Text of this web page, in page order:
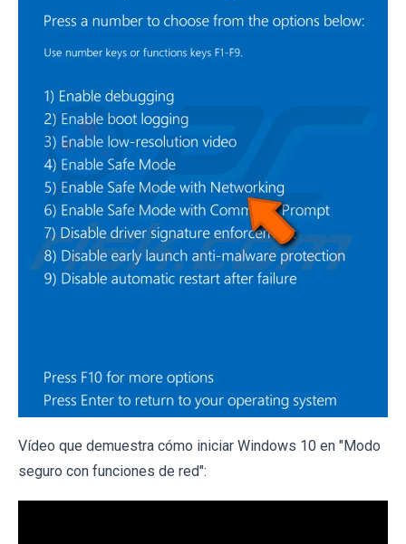
Vídeo que demuestra cómo iniciar Windows 10 en "Modo
seguro con funciones de red":